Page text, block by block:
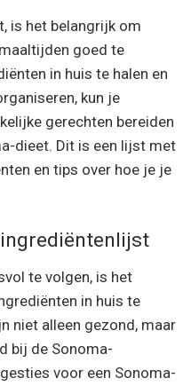
is het belangrijk om
goed te
in huis te halen en
kun je
gerechten bereiden
dieet. Dit is een lijst met
en tips over hoe je je
te volgen, is het
in huis te
niet alleen gezond, maar
bij de Sonoma-
voor een Sonoma-